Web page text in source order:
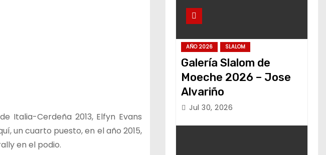
Italia-Cerdeña 2013, Elfyn Evans
un cuarto puesto, en el año 2015,
en el podio.
AÑO 2026 SLALOM
Galería Slalom de
Moeche 2026 – Jose
Alvariño
Jul 30, 2026